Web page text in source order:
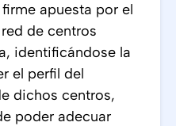
apuesta por el
de centros
identificándose la
el perfil del
dichos centros,
poder adecuar